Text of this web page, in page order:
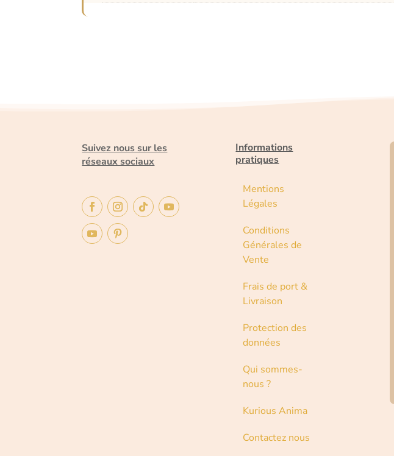
Suivez nous sur les
réseaux sociaux
Informations
pratiques
Mentions
Légales
Conditions
Générales de
Vente
Frais de port &
Livraison
Protection des
données
Qui sommes-
nous ?
Kurious Anima
Contactez nous